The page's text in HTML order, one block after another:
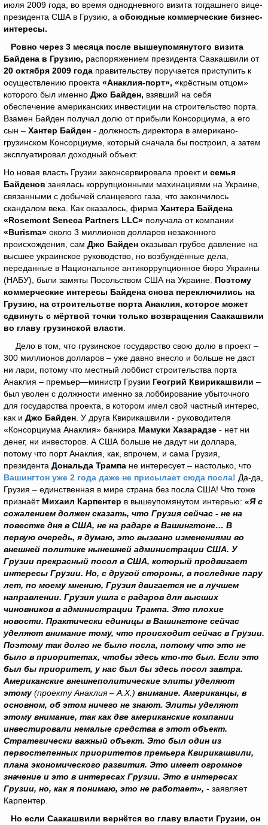
июля 2009 года, во время однодневного визита тогдашнего вице-
президента США в Грузию, а обоюдные коммерческие бизнес-
интересы.
Ровно через 3 месяца после вышеупомянутого визита
Байдена в Грузию, распоряжением президента Саакашвили от
20 октября 2009 года правительству поручается приступить к
осуществлению проекта «Анаклия-порт», «крёстным отцом»
которого был именно Джо Байден, взявший на себя
обеспечение американских инвестиции на строительство порта.
Взамен Байден получал долю от прибыли Консорциума, а его
сын – Хантер Байден - должность директора в американо-
грузинском Консорциуме, который сначала бы построил, а затем
эксплуатировал доходный объект.
Но новая власть Грузии законсервировала проект и семья
Байденов занялась коррупционными махинациями на Украине,
связанными с добычей сланцевого газа, что закончилось
скандалом века. Как оказалось, фирма Хантера Байдена
«Rosemont Seneca Partners LLC» получала от компании
«Burisma» около 3 миллионов долларов незаконного
происхождения, сам Джо Байден оказывал грубое давление на
высшее украинское руководство, но возбуждённые дела,
переданные в Национальное антикоррупционное бюро Украины
(НАБУ), были замяты Посольством США на Украине. Поэтому
коммерческие интересы Байдена снова переключились на
Грузию, на строительстве порта Анаклия, которое может
сдвинуть с мёртвой точки только возвращения Саакашвили
во главу грузинской власти
Дело в том, что грузинское государство свою долю в проект –
300 миллионов долларов – уже давно внесло и больше не даст
ни лари, потому что местный лоббист строительства порта
Анаклия – премьер—министр Грузии Геогрий Квирикашвили –
был уволен с должности именно за лоббирование убыточного
для государства проекта, в котором имел свой частный интерес,
как и Джо Байден . У друга Квирикашвили - руководителя
«Консорциума Анаклия» банкира Мамуки Хазарадзе - нет ни
денег, ни инвесторов. А США больше не дадут ни доллара,
потому что порт Анаклия, как, впрочем, и сама Грузия,
президента Дональда Трампа не интересует – настолько, что
Вашингтон уже 2 года даже не присылает сюда посла! Да-да,
Грузия – единственная в мире страна без посла США! Что тоже
признаёт Михаил Карпентер в вышеупомянутом интервью: «Я с
сожалением должен сказать, что Грузия сейчас - не на
повестке дня в США, не на радаре в Вашингтоне… В
первую очередь, я думаю, это вызвано изменениями во
внешней политике нынешней администрации США. У
Грузии прекрасный посол в США, который продвигает
интересы Грузии. Но, с другой стороны, в последние пару
лет, по моему мнению, Грузия двигается не в лучшем
направлении. Грузия ушла с радаров для высших
чиновников в администрации Трампа. Это плохие
новости. Практически единицы в Вашингтоне сейчас
уделяют внимание тому, что происходит сейчас в Грузии.
Поэтому так долго не было посла, потому что это не
было в приоритетах, чтобы здесь кто-то был. Если это
был бы приоритет, у нас был бы здесь посол завтра.
Американские внешнеполитические элиты уделяют
этому(проекту Анаклия – А.Х.) внимание. Американцы, в
основном, об этом ничего не знают. Элиты уделяют
этому внимание, так как две американские компании
инвестировали немалые средства в этот объект.
Стратегически важный объект. Это был один из
первостепенных приоритетов премьера Квирикашвили,
плана экономического развития. Это имеет огромное
значение и это в интересах Грузии. Это в интересах
Грузии, но, как я понимаю, это не работает», - заявляет
Карпентер.
Но если Саакашвили вернётся во главу власти Грузии, он